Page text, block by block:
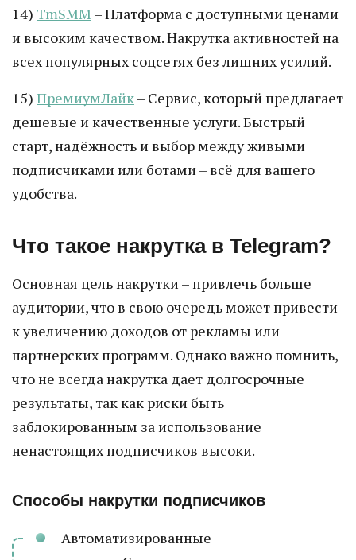
14) TmSMM – Платформа с доступными ценами
и высоким качеством. Накрутка активностей на
всех популярных соцсетях без лишних усилий.
15) ПремиумЛайк– Сервис, который предлагает
дешевые и качественные услуги. Быстрый
старт, надёжность и выбор между живыми
подписчиками или ботами – всё для вашего
удобства.
Что такое накрутка в Telegram?
Основная цель накрутки – привлечь больше
аудитории, что в свою очередь может привести
к увеличению доходов от рекламы или
партнерских программ. Однако важно помнить,
что не всегда накрутка дает долгосрочные
результаты, так как риски быть
заблокированным за использование
ненастоящих подписчиков высоки.
Способы накрутки подписчиков
Автоматизированные